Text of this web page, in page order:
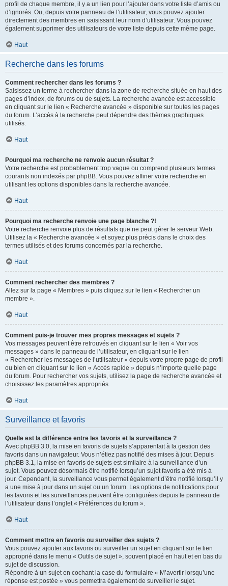
profil de chaque membre, il y a un lien pour l’ajouter dans votre liste d’amis ou
d’ignorés. Ou, depuis votre panneau de l’utilisateur, vous pouvez ajouter
directement des membres en saisissant leur nom d’utilisateur. Vous pouvez
également supprimer des utilisateurs de votre liste depuis cette même page.
Haut
Recherche dans les forums
Comment rechercher dans les forums ?
Saisissez un terme à rechercher dans la zone de recherche située en haut des
pages d’index, de forums ou de sujets. La recherche avancée est accessible
en cliquant sur le lien « Recherche avancée » disponible sur toutes les pages
du forum. L’accès à la recherche peut dépendre des thèmes graphiques
utilisés.
Haut
Pourquoi ma recherche ne renvoie aucun résultat ?
Votre recherche est probablement trop vague ou comprend plusieurs termes
courants non indexés par phpBB. Vous pouvez affiner votre recherche en
utilisant les options disponibles dans la recherche avancée.
Haut
Pourquoi ma recherche renvoie une page blanche ?!
Votre recherche renvoie plus de résultats que ne peut gérer le serveur Web.
Utilisez la « Recherche avancée » et soyez plus précis dans le choix des
termes utilisés et des forums concernés par la recherche.
Haut
Comment rechercher des membres ?
Allez sur la page « Membres » puis cliquez sur le lien « Rechercher un
membre ».
Haut
Comment puis-je trouver mes propres messages et sujets ?
Vos messages peuvent être retrouvés en cliquant sur le lien « Voir vos
messages » dans le panneau de l’utilisateur, en cliquant sur le lien
« Rechercher les messages de l’utilisateur » depuis votre propre page de profil
ou bien en cliquant sur le lien « Accès rapide » depuis n’importe quelle page
du forum. Pour rechercher vos sujets, utilisez la page de recherche avancée et
choisissez les paramètres appropriés.
Haut
Surveillance et favoris
Quelle est la différence entre les favoris et la surveillance ?
Avec phpBB 3.0, la mise en favoris de sujets s’apparentait à la gestion des
favoris dans un navigateur. Vous n’étiez pas notifié des mises à jour. Depuis
phpBB 3.1, la mise en favoris de sujets est similaire à la surveillance d’un
sujet. Vous pouvez désormais être notifié lorsqu’un sujet favoris a été mis à
jour. Cependant, la surveillance vous permet également d’être notifié lorsqu’il y
a une mise à jour dans un sujet ou un forum. Les options de notifications pour
les favoris et les surveillances peuvent être configurées depuis le panneau de
l’utilisateur dans l’onglet « Préférences du forum ».
Haut
Comment mettre en favoris ou surveiller des sujets ?
Vous pouvez ajouter aux favoris ou surveiller un sujet en cliquant sur le lien
approprié dans le menu « Outils de sujet », souvent placé en haut et en bas du
sujet de discussion.
Répondre à un sujet en cochant la case du formulaire « M’avertir lorsqu’une
réponse est postée » vous permettra également de surveiller le sujet.